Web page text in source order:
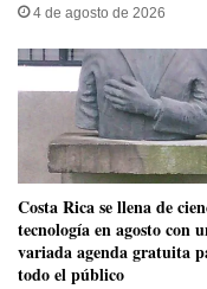
4 de agosto de 2026
​Costa Rica se llena de
tecnología en agosto con
variada agenda gratuita
todo el público